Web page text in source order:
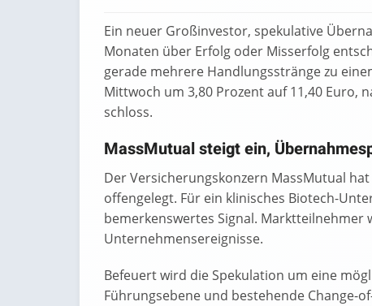
Ein neuer Großinvestor, spekulative
Monaten über Erfolg oder Misserfolg
gerade mehrere Handlungsstränge zu
Mittwoch um 3,80 Prozent auf 11,40 Euro,
schloss.
MassMutual steigt ein,
Der Versicherungskonzern MassMutual
offengelegt. Für ein klinisches Biotech-
bemerkenswertes Signal.
Unternehmensereignisse.
Befeuert wird die Spekulation um eine
Führungsebene und bestehende Change-